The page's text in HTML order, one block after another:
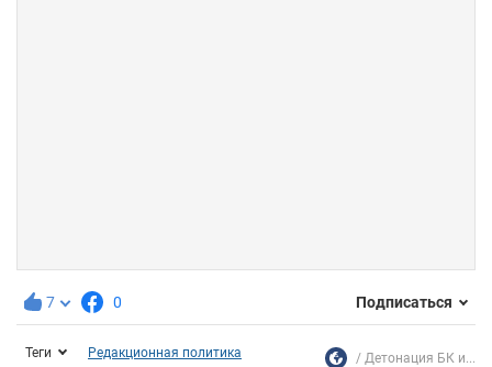
7 0 Подписаться
Теги Редакционная политика Детонация БК и...